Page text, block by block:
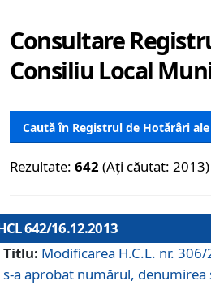
Consultare
Consiliu Local
Caută în Registrul de Hotărâri
Rezultate: 642 (Ați căutat: 2013)
642/16.12.2013
Titlu: Modificarea H.C.L. nr.
s-a aprobat numărul,